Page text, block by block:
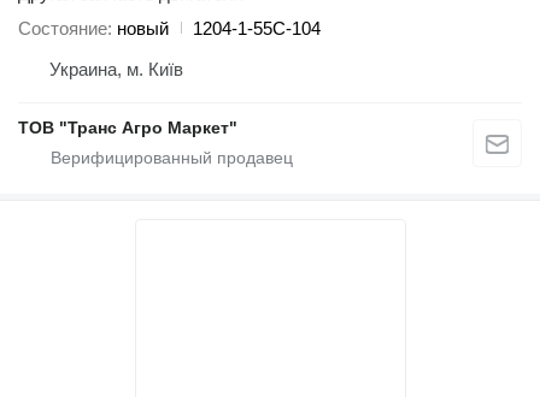
Состояние новый
1204-1-55C-104
Украина, м. Київ
ТОВ "Транс Агро Маркет"